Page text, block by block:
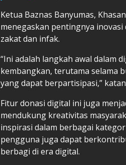
Ketua Baznas Banyumas,
menegaskan pentingnya
zakat dan infak.
“Ini adalah langkah awal dalam
kembangkan, terutama selama
yang dapat berpartisipasi,”
Fitur donasi digital ini juga
mendukung kreativitas
inspirasi dalam berbagai
pengguna juga dapat
berbagi di era digital.